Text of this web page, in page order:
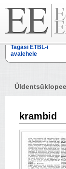
Tagasi ETBL-i
avalehele
krambid